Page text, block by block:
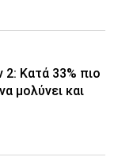
2: Κατά 33% πιο
μολύνει και